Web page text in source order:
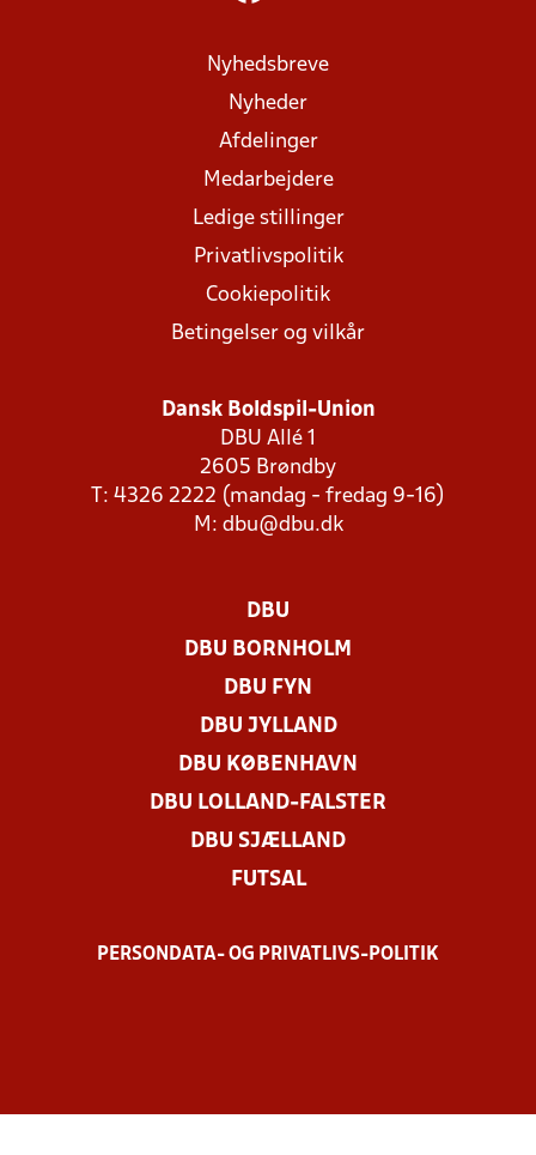
Nyhedsbreve
Nyheder
Afdelinger
Medarbejdere
Ledige stillinger
Privatlivspolitik
Cookiepolitik
Betingelser og vilkår
Dansk Boldspil-Union
DBU Allé 1
2605 Brøndby
T: 4326 2222 (mandag - fredag 9-16)
M: dbu@dbu.dk
DBU
DBU BORNHOLM
DBU FYN
DBU JYLLAND
DBU KØBENHAVN
DBU LOLLAND-FALSTER
DBU SJÆLLAND
FUTSAL
PERSONDATA- OG PRIVATLIVS-POLITIK